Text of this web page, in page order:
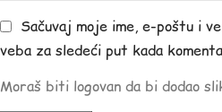
Sačuvaj moje ime, e-poštu i
veba za sledeći put kada
Moraš biti logovan da bi dodao